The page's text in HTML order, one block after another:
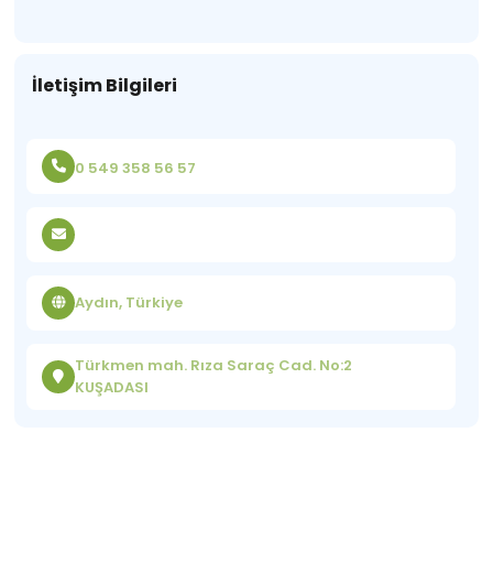
İletişim Bilgileri
0 549 358 56 57
Aydın, Türkiye
Türkmen mah. Rıza Saraç Cad. No:2
KUŞADASI